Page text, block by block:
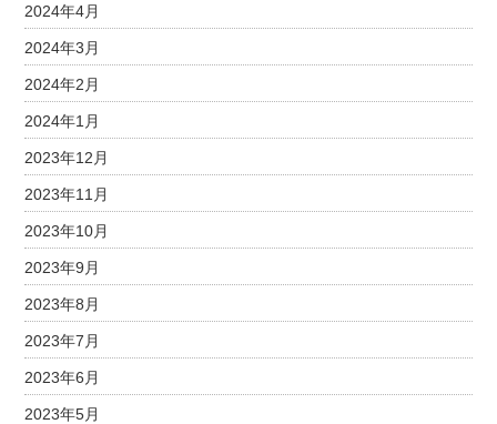
2024年4月
2024年3月
2024年2月
2024年1月
2023年12月
2023年11月
2023年10月
2023年9月
2023年8月
2023年7月
2023年6月
2023年5月